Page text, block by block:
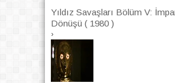
Yıldız Savaşları Bölüm V:
Dönüşü ( 1980 )
›